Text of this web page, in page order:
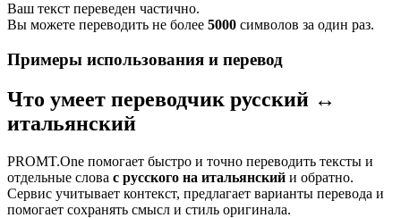
Ваш текст переведен частично.
Вы можете переводить не более 5000 символов за один раз.
Примеры использования и перевод
Что умеет переводчик русский ↔
итальянский
PROMT.One помогает быстро и точно переводить тексты и
отдельные слова с русского на итальянский и обратно.
Сервис учитывает контекст, предлагает варианты перевода и
помогает сохранять смысл и стиль оригинала.